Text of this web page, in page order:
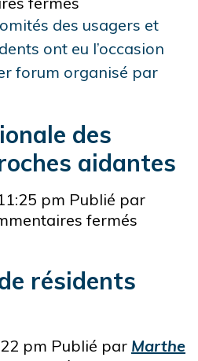
Forum
des
comités
des
et
des
comités
résidents
des usagers et
ont eu l’occasion
forum organisé par
des
aidantes
pm Publié par
fermés
résidents
pm Publié par Marthe